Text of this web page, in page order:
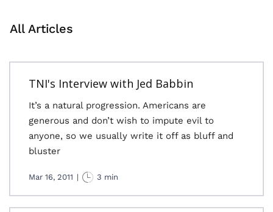
All Articles
TNI's Interview with Jed Babbin
It’s a natural progression. Americans are
generous and don’t wish to impute evil to
anyone, so we usually write it off as bluff and
bluster
Mar 16, 2011 | 3 min